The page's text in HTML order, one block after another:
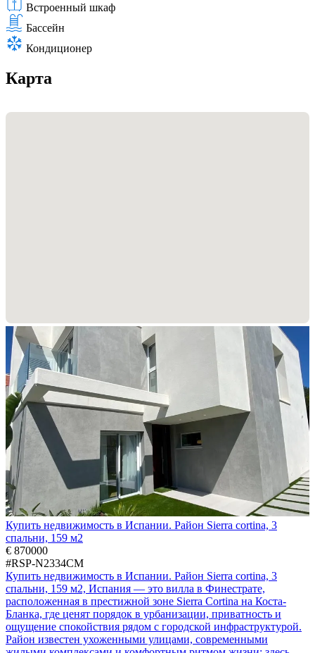
Встроенный шкаф
Бассейн
Кондиционер
Карта
Купить недвижимость в Испании. Район Sierra cortina, 3
спальни, 159 м2
€ 870000
#RSP-N2334CM
Купить недвижимость в Испании. Район Sierra cortina, 3
спальни, 159 м2, Испания — это вилла в Финестрате,
расположенная в престижной зоне Sierra Cortina на Коста-
Бланка, где ценят порядок в урбанизации, приватность и
ощущение спокойствия рядом с городской инфраструктурой.
Район известен ухоженными улицами, современными